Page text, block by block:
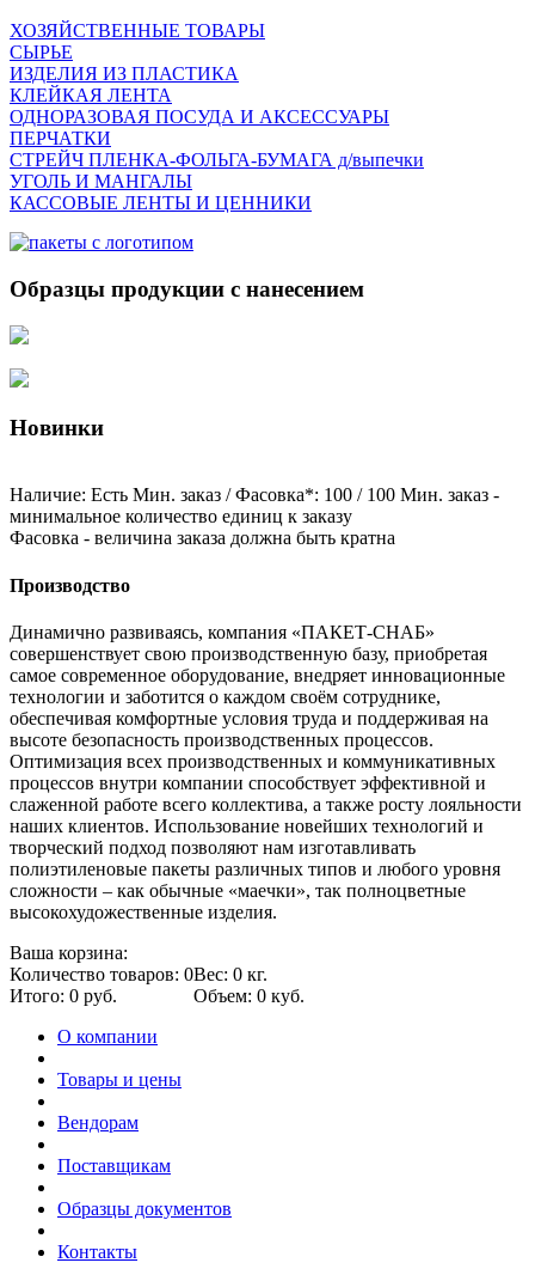
ХОЗЯЙСТВЕННЫЕ ТОВАРЫ
СЫРЬЕ
ИЗДЕЛИЯ ИЗ ПЛАСТИКА
КЛЕЙКАЯ ЛЕНТА
ОДНОРАЗОВАЯ ПОСУДА И АКСЕССУАРЫ
ПЕРЧАТКИ
СТРЕЙЧ ПЛЕНКА-ФОЛЬГА-БУМАГА д/выпечки
УГОЛЬ И МАНГАЛЫ
КАССОВЫЕ ЛЕНТЫ И ЦЕННИКИ
Образцы продукции с нанесением
Новинки
Наличие: Есть Мин. заказ / Фасовка*: 100 / 100 Мин. заказ -
минимальное количество единиц к заказу
Фасовка - величина заказа должна быть кратна
Производство
Динамично развиваясь, компания «ПАКЕТ-СНАБ»
совершенствует свою производственную базу, приобретая
самое современное оборудование, внедряет инновационные
технологии и заботится о каждом своём сотруднике,
обеспечивая комфортные условия труда и поддерживая на
высоте безопасность производственных процессов.
Оптимизация всех производственных и коммуникативных
процессов внутри компании способствует эффективной и
слаженной работе всего коллектива, а также росту лояльности
наших клиентов. Использование новейших технологий и
творческий подход позволяют нам изготавливать
полиэтиленовые пакеты различных типов и любого уровня
сложности – как обычные «маечки», так полноцветные
высокохудожественные изделия.
Ваша корзина:
Количество товаров: 0Вес: 0 кг.
Итого: 0 руб.
Объем: 0 куб.
О компании
Товары и цены
Вендорам
Поставщикам
Образцы документов
Контакты